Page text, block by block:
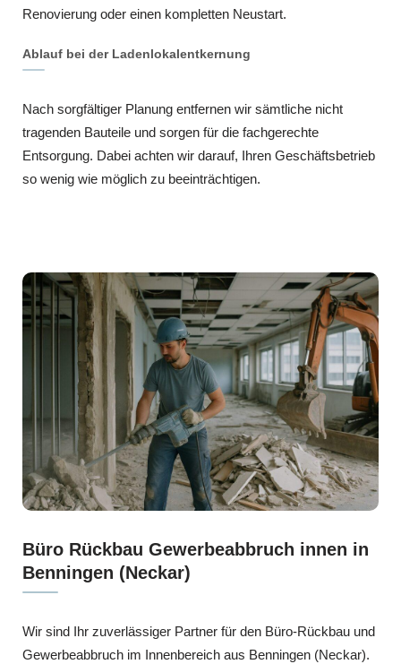
Renovierung oder einen kompletten Neustart.
Ablauf bei der Ladenlokalentkernung
Nach sorgfältiger Planung entfernen wir sämtliche nicht
tragenden Bauteile und sorgen für die fachgerechte
Entsorgung. Dabei achten wir darauf, Ihren Geschäftsbetrieb
so wenig wie möglich zu beeinträchtigen.
Büro Rückbau Gewerbeabbruch innen in
Benningen (Neckar)
Wir sind Ihr zuverlässiger Partner für den Büro-Rückbau und
Gewerbeabbruch im Innenbereich aus Benningen (Neckar).